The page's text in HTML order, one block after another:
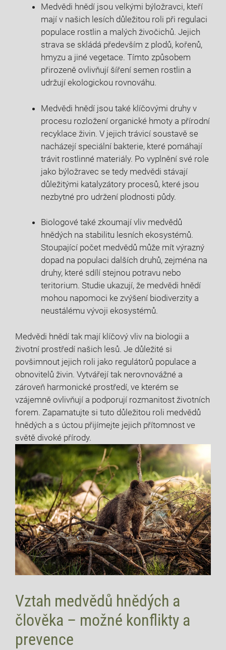
Medvědi hnědí jsou velkými býložravci, kteří
mají v našich lesích důležitou roli při regulaci
populace rostlin a malých živočichů. Jejich
strava se skládá především z plodů, kořenů,
hmyzu a jiné vegetace. Tímto způsobem
přirozeně ovlivňují šíření semen rostlin a
udržují ekologickou rovnováhu.
Medvědi hnědí jsou také klíčovými druhy v
procesu rozložení organické hmoty a přírodní
recyklace živin. V jejich trávicí soustavě se
nacházejí speciální bakterie, které pomáhají
trávit rostlinné materiály. Po vyplnění své role
jako býložravec se tedy medvědi stávají
důležitými katalyzátory procesů, které jsou
nezbytné pro udržení plodnosti půdy.
Biologové také zkoumají vliv medvědů
hnědých na stabilitu lesních ekosystémů.
Stoupající počet medvědů může mít výrazný
dopad na populaci dalších druhů, zejména na
druhy, které sdílí stejnou potravu nebo
teritorium. Studie ukazují, že medvědi hnědí
mohou napomoci ke zvýšení biodiverzity a
neustálému vývoji ekosystémů.
Medvědi hnědí tak mají klíčový vliv na biologii a
životní prostředí našich lesů. Je důležité si
povšimnout jejich roli jako regulátorů populace a
obnovitelů živin. Vytvářejí tak nerovnovážné a
zároveň harmonické prostředí, ve kterém se
vzájemně ovlivňují a podporují rozmanitost životních
forem. Zapamatujte si tuto důležitou roli medvědů
hnědých a s úctou přijímejte jejich přítomnost ve
světě divoké přírody.
Vztah medvědů hnědých a
člověka – možné konflikty a
prevence